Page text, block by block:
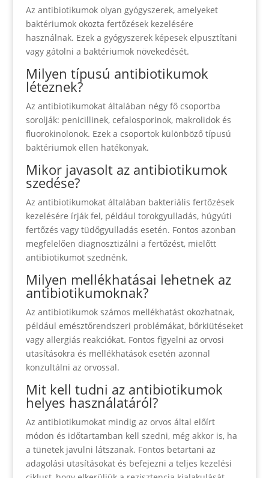
Az antibiotikumok olyan gyógyszerek, amelyeket
baktériumok okozta fertőzések kezelésére
használnak. Ezek a gyógyszerek képesek elpusztítani
vagy gátolni a baktériumok növekedését.
Milyen típusú antibiotikumok
léteznek?
Az antibiotikumokat általában négy fő csoportba
sorolják: penicillinek, cefalosporinok, makrolidok és
fluorokinolonok. Ezek a csoportok különböző típusú
baktériumok ellen hatékonyak.
Mikor javasolt az antibiotikumok
szedése?
Az antibiotikumokat általában bakteriális fertőzések
kezelésére írják fel, például torokgyulladás, húgyúti
fertőzés vagy tüdőgyulladás esetén. Fontos azonban
megfelelően diagnosztizálni a fertőzést, mielőtt
antibiotikumot szednénk.
Milyen mellékhatásai lehetnek az
antibiotikumoknak?
Az antibiotikumok számos mellékhatást okozhatnak,
például emésztőrendszeri problémákat, bőrkiütéseket
vagy allergiás reakciókat. Fontos figyelni az orvosi
utasításokra és mellékhatások esetén azonnal
konzultálni az orvossal.
Mit kell tudni az antibiotikumok
helyes használatáról?
Az antibiotikumokat mindig az orvos által előírt
módon és időtartamban kell szedni, még akkor is, ha
a tünetek javulni látszanak. Fontos betartani az
adagolási utasításokat és befejezni a teljes kezelési